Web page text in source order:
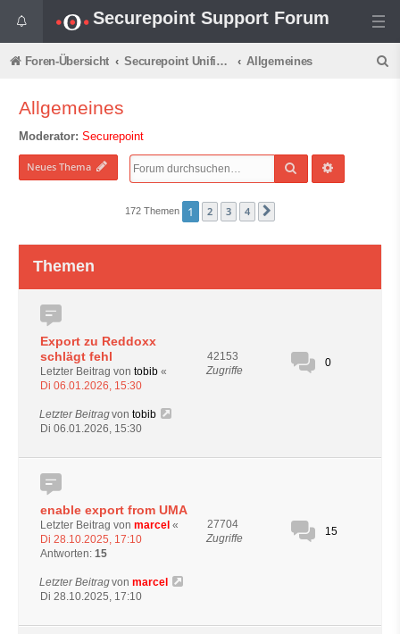
Securepoint Support Forum
Foren-Übersicht Securepoint Unified Mail Archive Allgemeines
Allgemeines
Moderator: Securepoint
Neues Thema Suche
172 Themen 1 2 3 4
Themen
Export zu Reddoxx
schlägt fehl
Letzter Beitrag von tobib «
Di 06.01.2026, 15:30
42153
Zugriffe
0
Letzter Beitragvon tobib
Di 06.01.2026, 15:30
enable export from UMA
Letzter Beitrag von marcel «
Di 28.10.2025, 17:10
Antworten: 15
27704
Zugriffe
15
Letzter Beitragvon marcel
Di 28.10.2025, 17:10